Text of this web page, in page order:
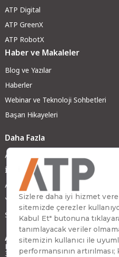
ATP Digital
ATP GreenX
ATP RobotX
Haber ve Makaleler
Blog ve Yazılar
Haberler
Webinar ve Teknoloji Sohbetleri
Başarı Hikayeleri
Daha Fazla
ATP Hakkında
İş Ortağımız Olun
ATP Kariyer
Yatırımcı İlişkileri
Sürdürülebilirlik
Adres
Emirhan Cad. No:109 Kat:9 Atakule,
34349 Beşiktaş, İstanbul, Türkiye